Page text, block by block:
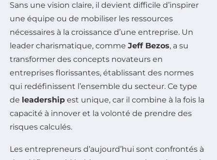
Sans une vision claire, il devient difficile d’inspirer
une équipe ou de mobiliser les ressources
nécessaires à la croissance d’une entreprise. Un
leader charismatique, comme Jeff Bezos, a su
transformer des concepts novateurs en
entreprises florissantes, établissant des normes
qui redéfinissent l’ensemble du secteur. Ce type
de leadership est unique, car il combine à la fois la
capacité à innover et la volonté de prendre des
risques calculés.
Les entrepreneurs d’aujourd’hui sont confrontés à